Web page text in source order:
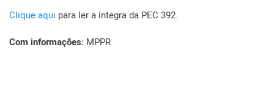
Clique aqui para ler a íntegra da PEC 392.
Com informações: MPPR